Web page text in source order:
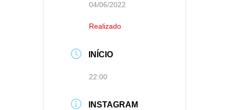
04/06/2022
Realizado
INÍCIO
22:00
INSTAGRAM